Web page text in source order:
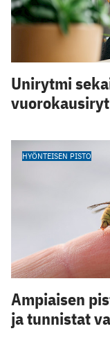
Unirytmi
HYÖNTEISEN PISTO
Ampiaisen
ja tunnistat